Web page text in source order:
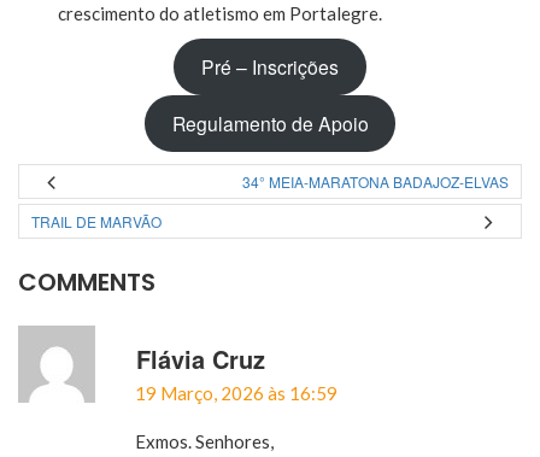
crescimento do atletismo em Portalegre.
Pré – Inscrições
Regulamento de Apoio
34° MEIA-MARATONA BADAJOZ-ELVAS
TRAIL DE MARVÃO
COMMENTS
Flávia Cruz
19 Março, 2026 às 16:59
Exmos. Senhores,